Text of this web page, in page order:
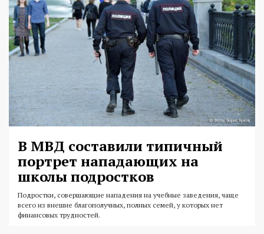
В МВД составили типичный
портрет нападающих на
школы подростков
Подростки, совершающие нападения на учебные заведения, чаще
всего из внешне благополучных, полных семей, у которых нет
финансовых трудностей.